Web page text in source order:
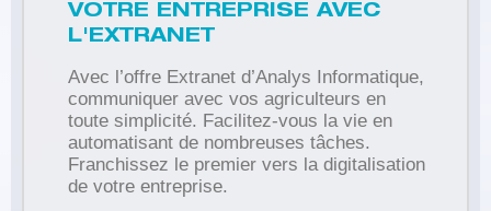
VOTRE ENTREPRISE AVEC
L'EXTRANET
Avec l’offre Extranet d’Analys Informatique,
communiquer avec vos agriculteurs en
toute simplicité. Facilitez-vous la vie en
automatisant de nombreuses tâches.
Franchissez le premier vers la digitalisation
de votre entreprise.